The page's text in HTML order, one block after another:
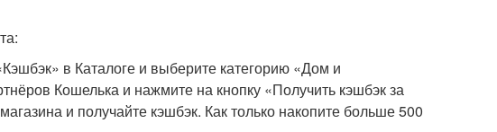
в Каталоге и выберите категорию «Дом и
Кошелька и нажмите на кнопку «Получить кэшбэк за
и получайте кэшбэк. Как только накопите больше 500